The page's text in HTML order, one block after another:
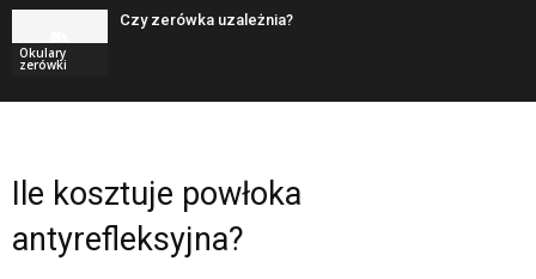
Okulary
zerówki
Czy zerówka uzależnia?
Ile kosztuje powłoka
antyrefleksyjna?